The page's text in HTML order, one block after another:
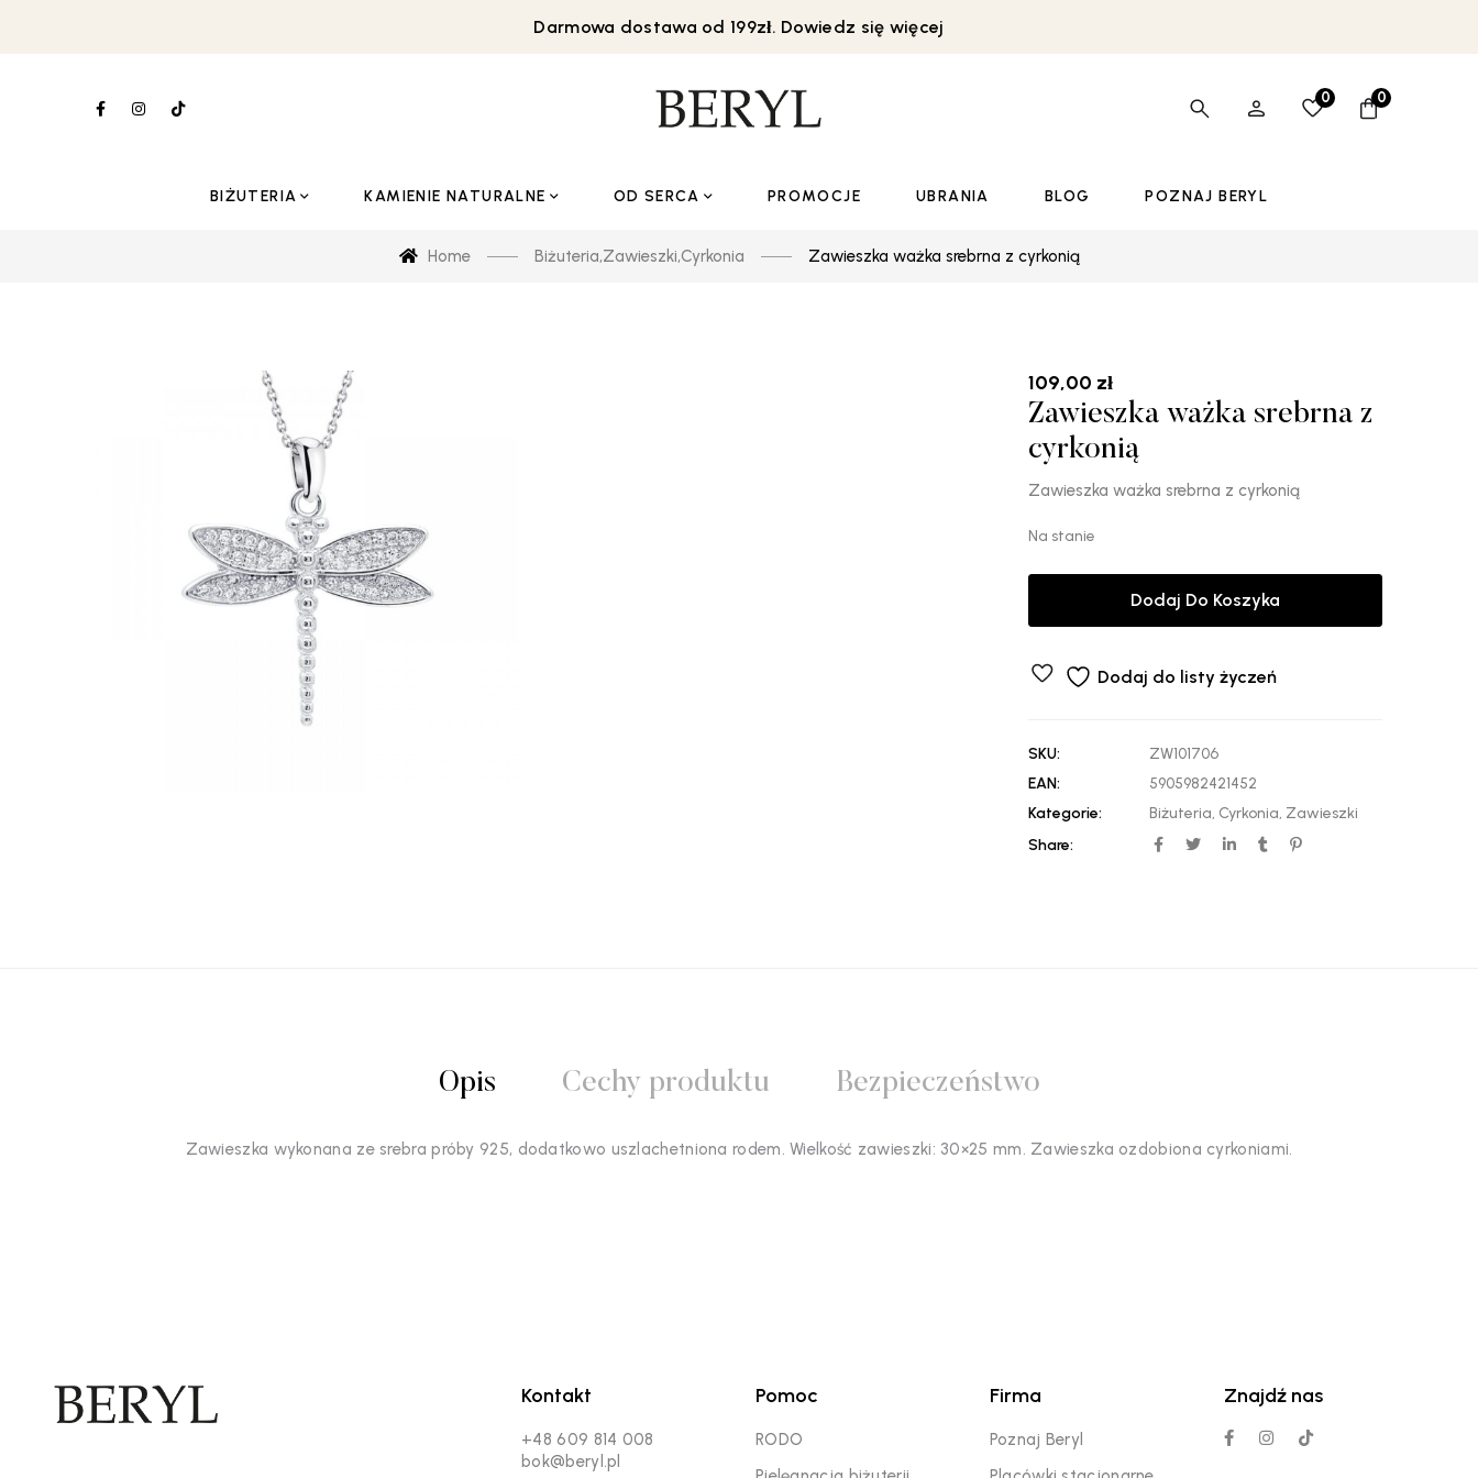
Darmowa dostawa od 199zł. Dowiedz się więcej
0 0
BIŻUTERIA KAMIENIE NATURALNE OD SERCA PROMOCJE UBRANIA BLOG POZNAJ BERYL
Home Biżuteria,Zawieszki,Cyrkonia Zawieszka ważka srebrna z cyrkonią
109,00 zł
Zawieszka ważka srebrna z
cyrkonią
Zawieszka ważka srebrna z cyrkonią
Na stanie
Dodaj Do Koszyka
Dodaj do listy życzeń
SKU:
ZW101706
EAN:
5905982421452
Kategorie:
Biżuteria, Cyrkonia, Zawieszki
Share:
Opis Cechy produktu Bezpieczeństwo
Zawieszka wykonana ze srebra próby 925, dodatkowo uszlachetniona rodem. Wielkość zawieszki: 30×25 mm. Zawieszka ozdobiona cyrkoniami.
Kontakt
+48 609 814 008
bok@beryl.pl
Pomoc
RODO
Firma
Poznaj Beryl
Znajdź nas